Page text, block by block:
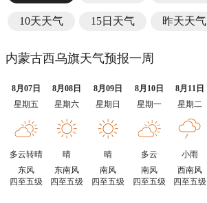
10天天气 15日天气 昨天天气
内蒙古西乌旗天气预报一周
8月07日 8月08日 8月09日 8月10日 8月11日
星期五
星期六 星期日 星期一 星期二
多云转晴 晴 晴 多云 小雨
东风
四至五级
东南风
四至五级
南风
四至五级
南风
四至五级
西南风
四至五级